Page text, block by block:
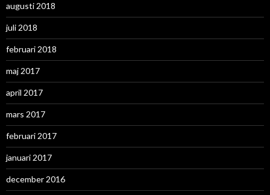
augusti 2018
juli 2018
februari 2018
maj 2017
april 2017
mars 2017
februari 2017
januari 2017
december 2016